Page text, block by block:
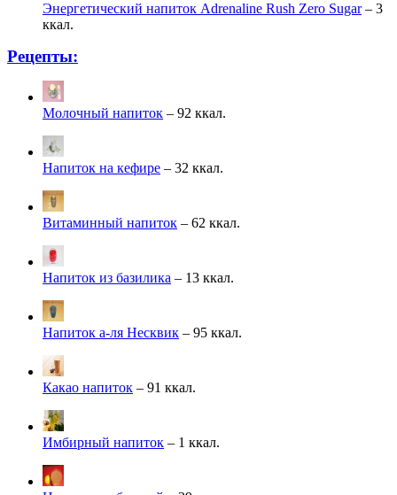
Энергетический напиток Adrenaline Rush Zero Sugar– 3
ккал.
Рецепты:
Молочный напиток – 92 ккал.
Напиток на кефире – 32 ккал.
Витаминный напиток – 62 ккал.
Напиток из базилика – 13 ккал.
Напиток а-ля Несквик – 95 ккал.
Какао напиток – 91 ккал.
Имбирный напиток – 1 ккал.